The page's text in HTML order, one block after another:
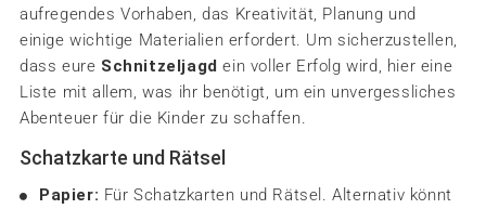
aufregendes Vorhaben, das Kreativität, Planung und
einige wichtige Materialien erfordert. Um sicherzustellen,
dass eure Schnitzeljagd ein voller Erfolg wird, hier eine
Liste mit allem, was ihr benötigt, um ein unvergessliches
Abenteuer für die Kinder zu schaffen.
Schatzkarte und Rätsel
Papier: Für Schatzkarten und Rätsel. Alternativ könnt